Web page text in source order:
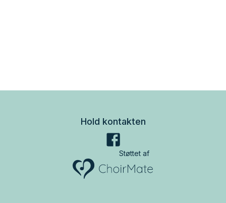
Hold kontakten
Støttet af